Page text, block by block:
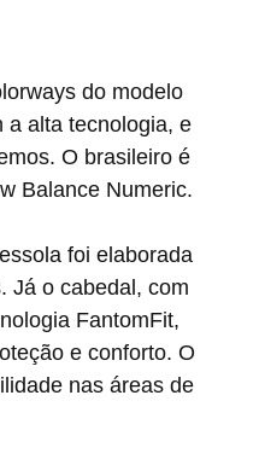
a alta tecnologia, e
O brasileiro é
Balance Numeric.
Já o cabedal, com
FantomFit,
e conforto. O
nas áreas de